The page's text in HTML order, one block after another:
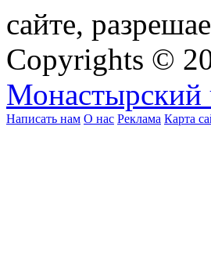
сайте,
Copyrights ©
Монастырский
Написать нам О нас Реклама Карта